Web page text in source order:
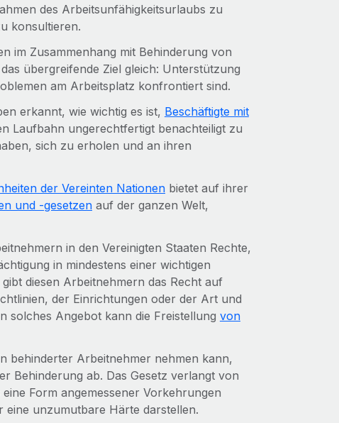
des Arbeitsunfähigkeitsurlaubs zu
konsultieren.
im Zusammenhang mit Behinderung von
übergreifende Ziel gleich: Unterstützung
am Arbeitsplatz konfrontiert sind.
erkannt, wie wichtig es ist, Beschäftigte mit
Laufbahn ungerechtfertigt benachteiligt zu
sich zu erholen und an ihren
der Vereinten Nationenbietet auf ihrer
und -gesetzenauf der ganzen Welt,
in den Vereinigten Staaten Rechte,
in mindestens einer wichtigen
diesen Arbeitnehmern das Recht auf
der Einrichtungen oder der Art und
solches Angebot kann die Freistellung von
behinderter Arbeitnehmer nehmen kann,
Behinderung ab. Das Gesetz verlangt von
Form angemessener Vorkehrungen
unzumutbare Härte darstellen.